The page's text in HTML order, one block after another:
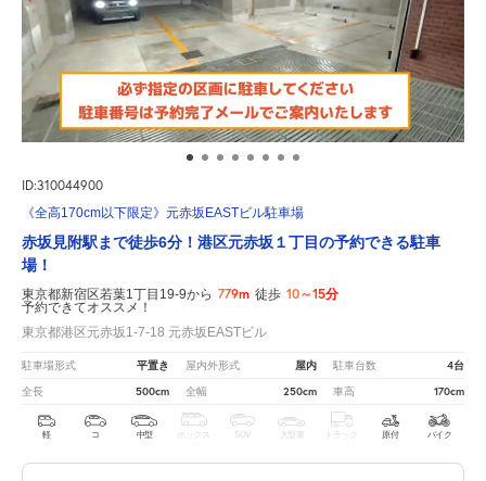
ID:310044900
《全高170cm以下限定》元赤坂EASTビル駐車場
赤坂見附駅まで徒歩6分！港区元赤坂１丁目の予約できる駐車
場！
東京都新宿区若葉1丁目19-9から 779m 徒歩 10～15分
予約できてオススメ！
東京都港区元赤坂1-7-18 元赤坂EASTビル
駐車場形式 平置き 屋内外形式 屋内 駐車台数 4台
全長 500cm 全幅 250cm 車高 170cm
軽 コ 中型 ボックス SUV 大型車 トラック 原付 バイク